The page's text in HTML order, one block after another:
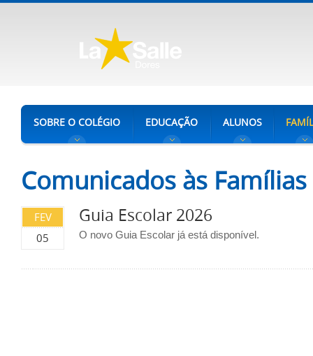
SOBRE O COLÉGIO EDUCAÇÃO ALUNOS
Comunicados às Famílias
FEV
05
Guia Escolar 2026
O novo Guia Escolar já está disponível.